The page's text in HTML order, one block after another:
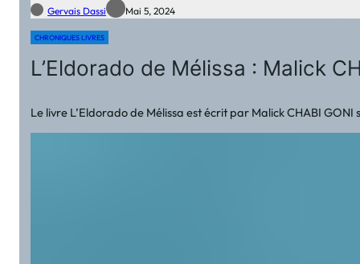
Gervais Dassi Mai 5, 2024
CHRONIQUES LIVRES
L’Eldorado de Mélissa : Malick
Le livre L’Eldorado de Mélissa est écrit par Malick CHABI